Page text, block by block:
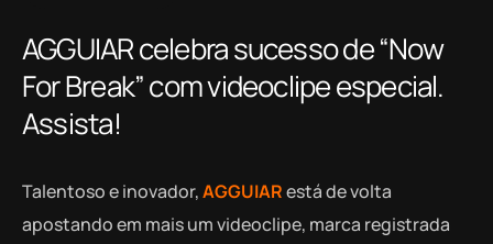
AGGUIAR celebra sucesso de “Now
For Break” com videoclipe especial.
Assista!
Talentoso e inovador,AGGUIARestá de volta
apostando em mais um videoclipe, marca registrada